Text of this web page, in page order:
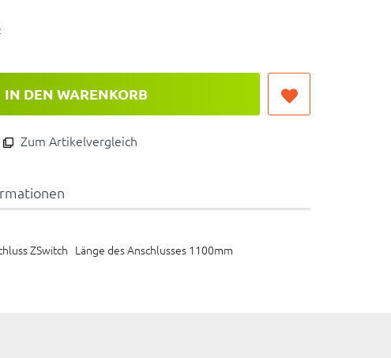
IN DEN WARENKORB
Zum Artikelvergleich
ZSwitch Länge des Anschlusses 1100mm